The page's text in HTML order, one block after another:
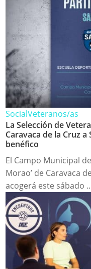
SocialVeteranos/as
La Selección de
Caravaca de la Cruz
benéfico
El Campo Municipal
Morao’ de Caravaca
acogerá este sábado